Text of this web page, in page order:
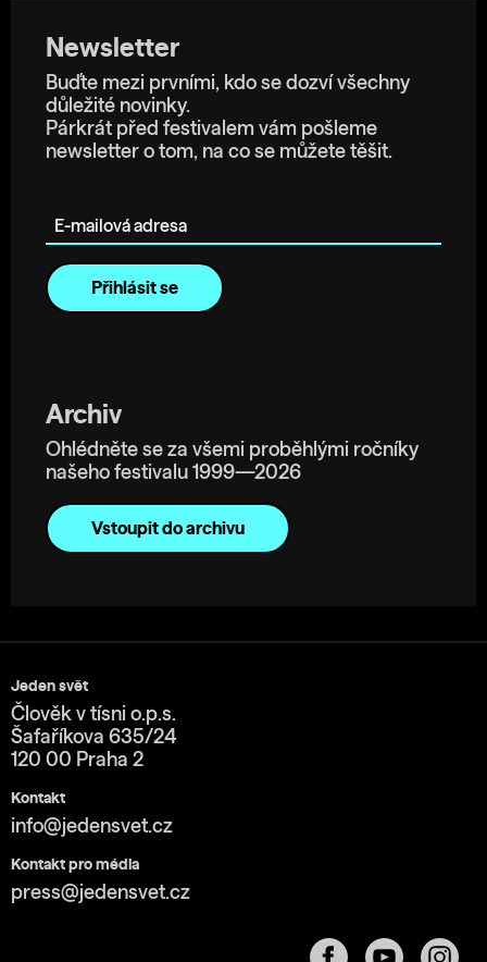
Newsletter
Buďte mezi prvními, kdo se dozví všechny
důležité novinky.
Párkrát před festivalem vám pošleme
newsletter o tom, na co se můžete těšit.
Archiv
Ohlédněte se za všemi proběhlými ročníky
našeho festivalu 1999—2026
Vstoupit do archivu
Jeden svět
Člověk v tísni o.p.s.
Šafaříkova 635/24
120 00 Praha 2
Kontakt
info@jedensvet.cz
Kontakt pro média
press@jedensvet.cz